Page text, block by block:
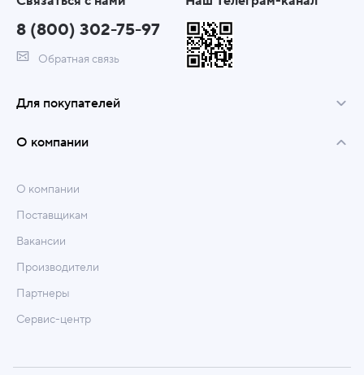
8 (800) 302-75-97
Обратная связь
Для покупателей
О компании
О компании
Поставщикам
Вакансии
Производители
Партнеры
Сервис-центр